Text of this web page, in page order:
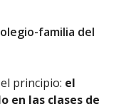
familia del
principio: el
en las clases de